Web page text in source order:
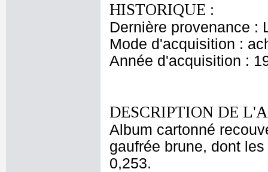
HISTORIQUE :
Dernière provenance :
Mode d'acquisition :
Année d'acquisition :
DESCRIPTION DE
Album cartonné
gaufrée brune, dont
0,253.